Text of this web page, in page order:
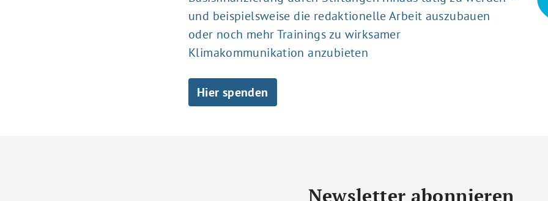
und beispielsweise die redaktionelle Arbeit auszubauen
oder noch mehr Trainings zu wirksamer
Klimakommunikation anzubieten
Hier spenden
Newsletter abonnieren